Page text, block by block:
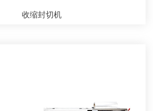
收缩封切机